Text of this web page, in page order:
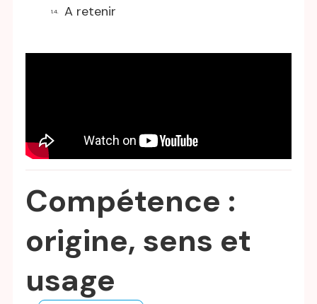
A retenir
Compétence :
origine, sens et
usage